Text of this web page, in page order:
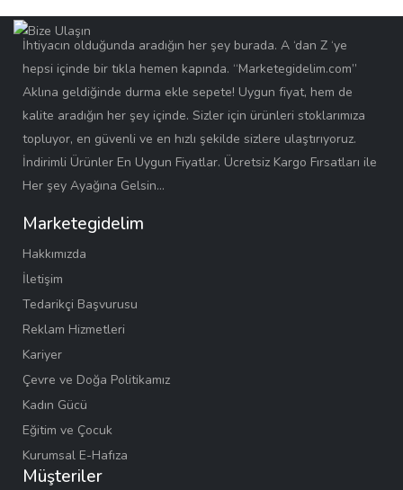
İhtiyacın olduğunda aradığın her şey burada. A ‘dan Z ‘ye
hepsi içinde bir tıkla hemen kapında. “Marketegidelim.com”
Aklına geldiğinde durma ekle sepete! Uygun fiyat, hem de
kalite aradığın her şey içinde. Sizler için ürünleri stoklarımıza
topluyor, en güvenli ve en hızlı şekilde sizlere ulaştırıyoruz.
İndirimli Ürünler En Uygun Fiyatlar. Ücretsiz Kargo Fırsatları ile
Her şey Ayağına Gelsin…
Marketegidelim
Hakkımızda
İletişim
Tedarikçi Başvurusu
Reklam Hizmetleri
Kariyer
Çevre ve Doğa Politikamız
Kadın Gücü
Eğitim ve Çocuk
Kurumsal E-Hafıza
Müşteriler